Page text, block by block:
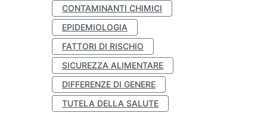
CONTAMINANTI CHIMICI
EPIDEMIOLOGIA
FATTORI DI RISCHIO
SICUREZZA ALIMENTARE
DIFFERENZE DI GENERE
TUTELA DELLA SALUTE